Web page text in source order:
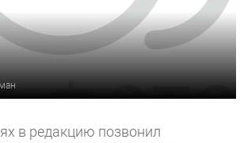
в редакцию позвонил